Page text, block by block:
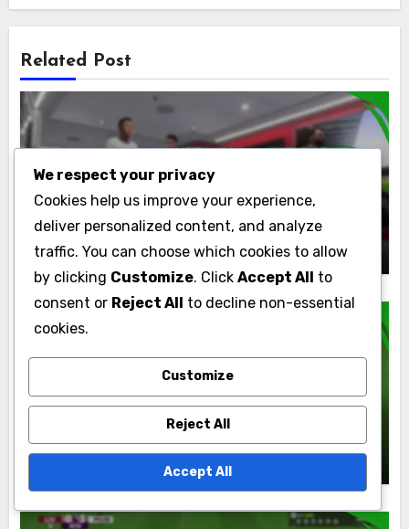
Related Post
Promo Pack -väitteet
EA SPORTS FC 24 -mainospaketit:
Tyypit, Sisältö, Saatavuus
Marcus Finley
Promo Pack -väitteet
EA SPORTS FC 24 Päivittäiset
tarjoukset: Rajoitettu aika, Sisältö,
Vaatimukset
Marcus Finley 13/03/2026
We respect your privacy
Cookies help us improve your experience,
deliver personalized content, and analyze
traffic. You can choose which cookies to allow
by clicking Customize. Click Accept All to
consent or Reject All to decline non-essential
cookies.
Customize
Reject All
Accept All